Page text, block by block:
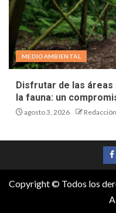
MEDIOAMBIENTAL
Disfrutar de las
la fauna: un
agosto 3, 2026
Copyright © Todos los